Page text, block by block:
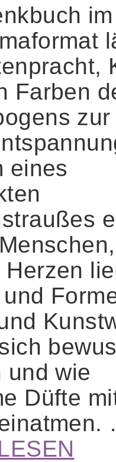
im
Farben
zur
eines
Herzen
und wie
Düfte